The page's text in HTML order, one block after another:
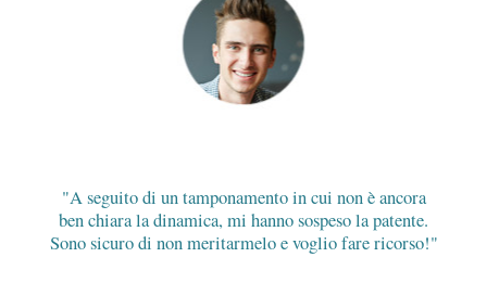
A seguito di un tamponamento in cui non è ancora
ben chiara la dinamica, mi hanno sospeso la patente.
Sono sicuro di non meritarmelo e voglio fare ricorso!